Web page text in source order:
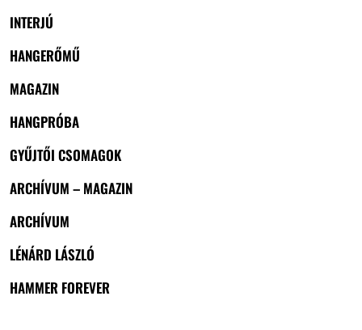
INTERJÚ
HANGERŐMŰ
MAGAZIN
HANGPRÓBA
GYŰJTŐI CSOMAGOK
ARCHÍVUM – MAGAZIN
ARCHÍVUM
LÉNÁRD LÁSZLÓ
HAMMER FOREVER